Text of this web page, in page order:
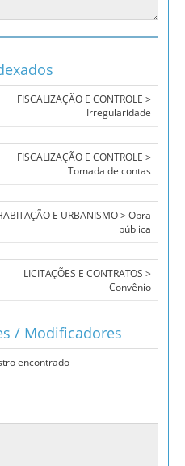
FISCALIZAÇÃO E CONTROLE >
Irregularidade
FISCALIZAÇÃO E CONTROLE >
Tomada de contas
E URBANISMO > Obra
pública
LICITAÇÕES E CONTRATOS >
Convênio
/ Modificadores
encontrado